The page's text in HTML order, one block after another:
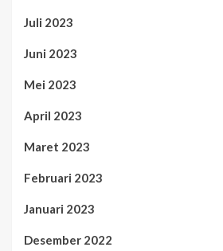
Juli 2023
Juni 2023
Mei 2023
April 2023
Maret 2023
Februari 2023
Januari 2023
Desember 2022